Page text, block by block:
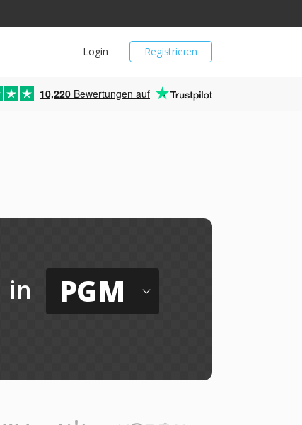
Registrieren
Login
10,220 Bewertungen auf
in PGM